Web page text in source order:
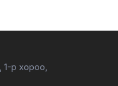
1-р хороо,